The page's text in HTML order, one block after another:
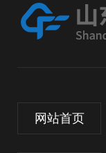
网站首页